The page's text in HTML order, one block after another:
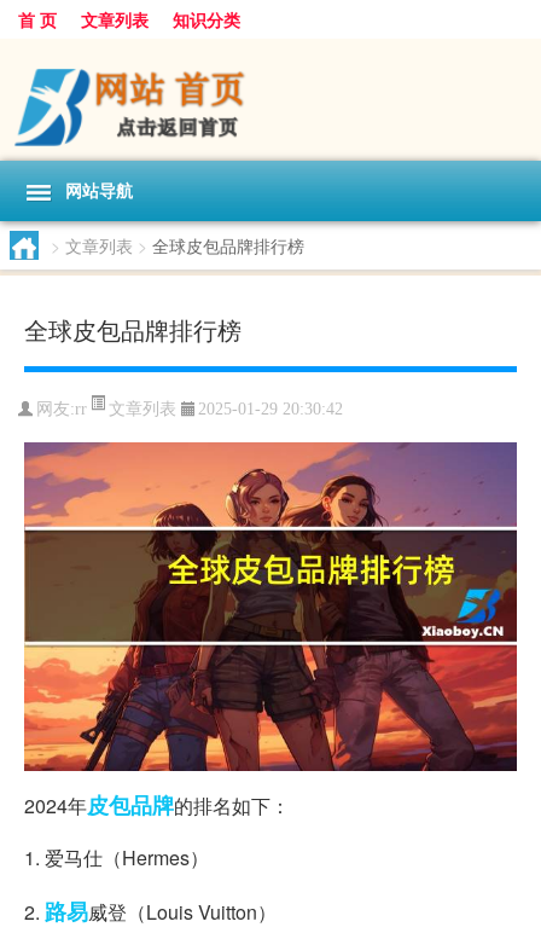
首 页 文章列表 知识分类
网站导航
> 文章列表 > 全球皮包品牌排行榜
全球皮包品牌排行榜
网友:rr 文章列表 2025-01-29 20:30:42
2024年皮包品牌的排名如下：
1. 爱马仕（Hermes）
2. 路易威登（Louis Vuitton）